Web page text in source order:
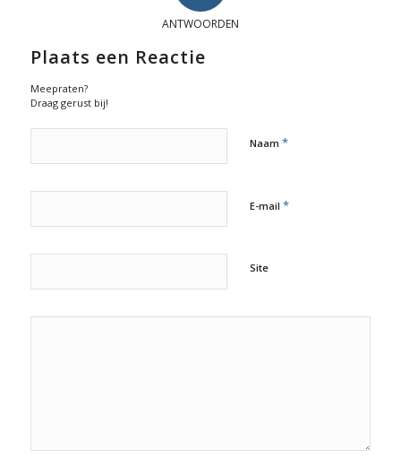
ANTWOORDEN
Plaats een Reactie
Meepraten?
Draag gerust bij!
Naam *
E-mail *
Site